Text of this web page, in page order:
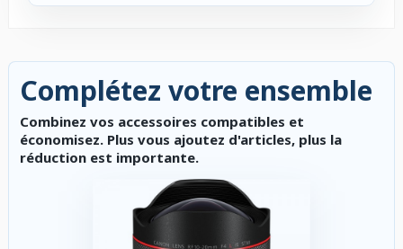
Complétez votre ensemble
Combinez vos accessoires compatibles et
économisez. Plus vous ajoutez d'articles, plus la
réduction est importante.